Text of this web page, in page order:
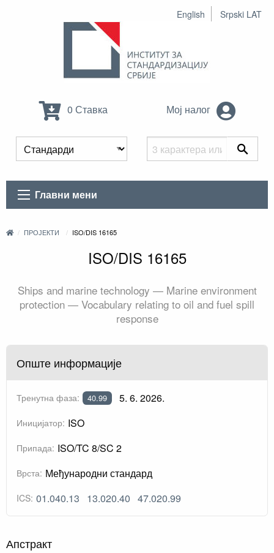
English Srpski LAT
0 Ставка Мој налог
Главни мени
ПРОЈЕКТИ ISO/DIS 16165
ISO/DIS 16165
Ships and marine technology — Marine environment
protection — Vocabulary relating to oil and fuel spill
response
Опште информације
Тренутна фаза: 40.99 5. 6. 2026.
Иницијатор: ISO
Припада: ISO/TC 8/SC 2
Врста: Међународни стандард
ICS: 01.040.13 13.020.40 47.020.99
Апстракт